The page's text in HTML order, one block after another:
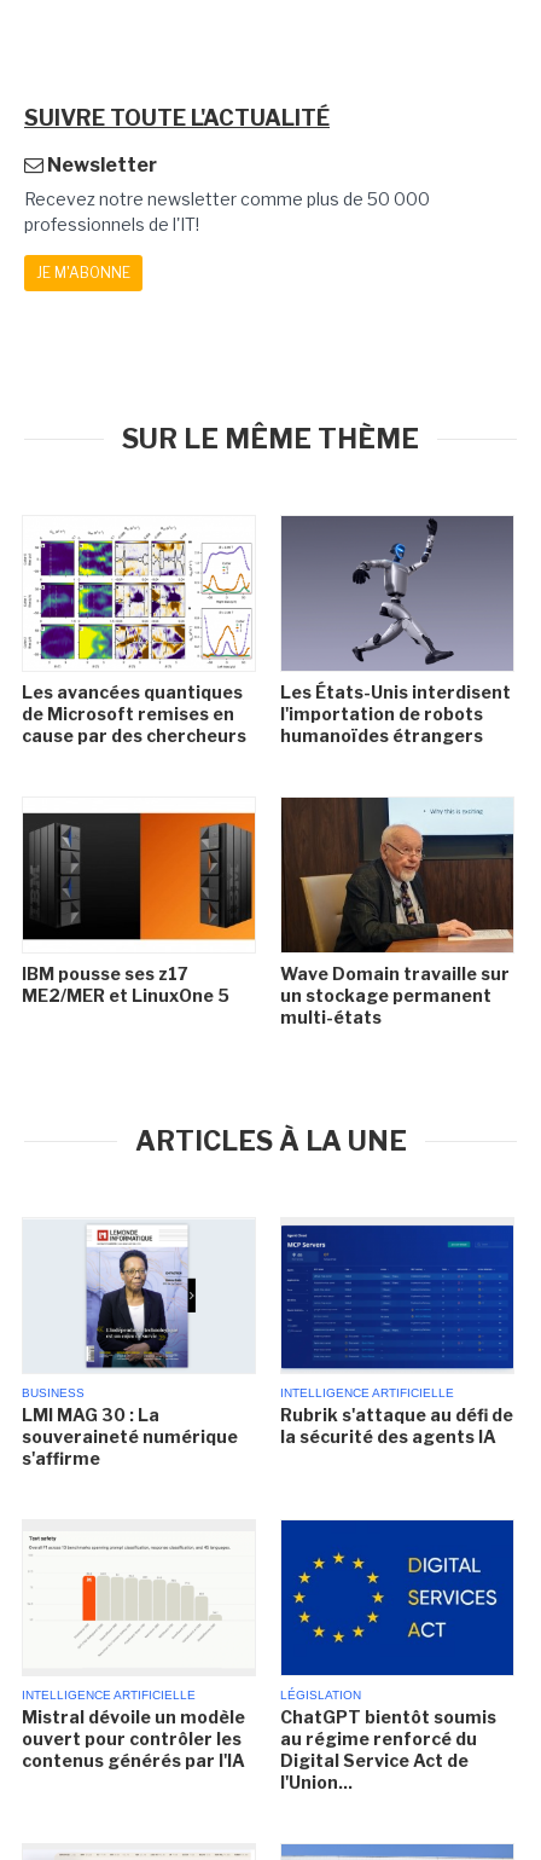
SUIVRE TOUTE L'ACTUALITÉ
Newsletter
Recevez notre newsletter comme plus de 50 000
professionnels de l'IT!
JE M'ABONNE
SUR LE MÊME THÈME
Les avancées quantiques
de Microsoft remises en
cause par des chercheurs
Les États-Unis interdisent
l'importation de robots
humanoïdes étrangers
IBM pousse ses z17
ME2/MER et LinuxOne 5
Wave Domain travaille sur
un stockage permanent
multi-états
ARTICLES À LA UNE
BUSINESS
LMI MAG 30 : La
souveraineté numérique
s'affirme
INTELLIGENCE ARTIFICIELLE
Rubrik s'attaque au défi de
la sécurité des agents IA
INTELLIGENCE ARTIFICIELLE
Mistral dévoile un modèle
ouvert pour contrôler les
contenus générés par l'IA
LÉGISLATION
ChatGPT bientôt soumis
au régime renforcé du
Digital Service Act de
l'Union...